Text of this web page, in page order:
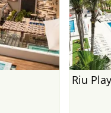
Riu